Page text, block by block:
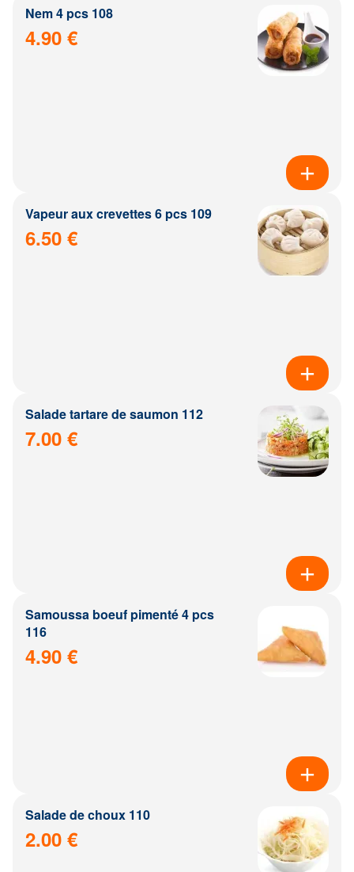
Nem 4 pcs 108
4.90 €
Vapeur aux crevettes 6 pcs 109
6.50 €
Salade tartare de saumon 112
7.00 €
Samoussa boeuf pimenté 4 pcs
116
4.90 €
Salade de choux 110
2.00 €